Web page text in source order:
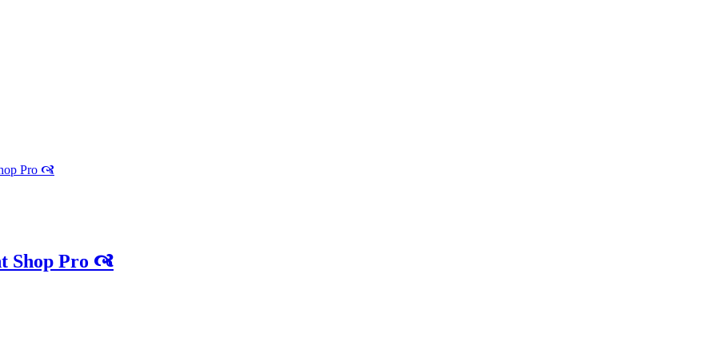
Pro 🙧
Shop Pro 🙧